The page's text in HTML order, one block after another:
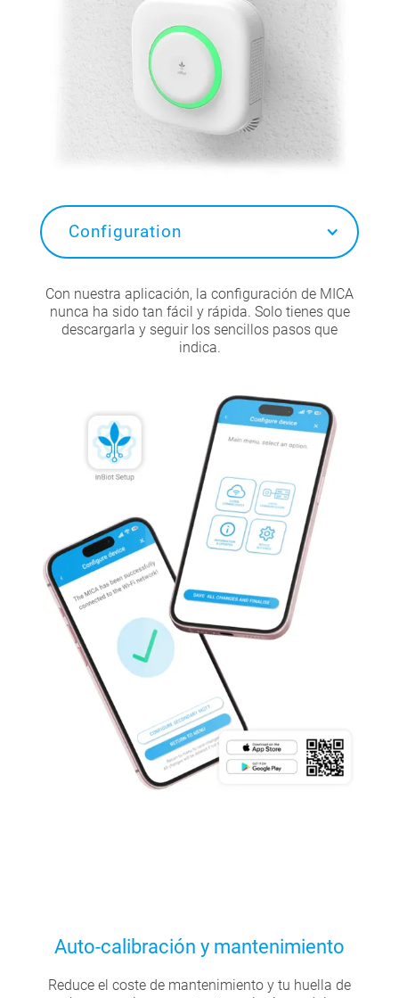
Configuration
Con nuestra aplicación, la configuración de MICA
nunca ha sido tan fácil y rápida. Solo tienes que
descargarla y seguir los sencillos pasos que
indica.
Auto-calibración y mantenimiento
Reduce el coste de mantenimiento y tu huella de